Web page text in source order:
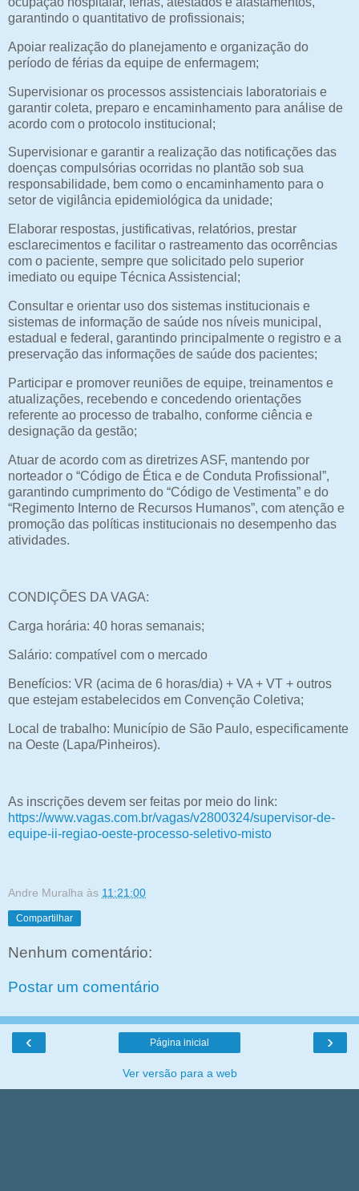
garantindo o quantitativo de profissionais;
Apoiar realização do planejamento e organização do
período de férias da equipe de enfermagem;
Supervisionar os processos assistenciais laboratoriais e
garantir coleta, preparo e encaminhamento para análise de
acordo com o protocolo institucional;
Supervisionar e garantir a realização das notificações das
doenças compulsórias ocorridas no plantão sob sua
responsabilidade, bem como o encaminhamento para o
setor de vigilância epidemiológica da unidade;
Elaborar respostas, justificativas, relatórios, prestar
esclarecimentos e facilitar o rastreamento das ocorrências
com o paciente, sempre que solicitado pelo superior
imediato ou equipe Técnica Assistencial;
Consultar e orientar uso dos sistemas institucionais e
sistemas de informação de saúde nos níveis municipal,
estadual e federal, garantindo principalmente o registro e a
preservação das informações de saúde dos pacientes;
Participar e promover reuniões de equipe, treinamentos e
atualizações, recebendo e concedendo orientações
referente ao processo de trabalho, conforme ciência e
designação da gestão;
Atuar de acordo com as diretrizes ASF, mantendo por
norteador o “Código de Ética e de Conduta Profissional”,
garantindo cumprimento do “Código de Vestimenta” e do
“Regimento Interno de Recursos Humanos”, com atenção e
promoção das políticas institucionais no desempenho das
atividades.
CONDIÇÕES DA VAGA:
Carga horária: 40 horas semanais;
Salário: compatível com o mercado
Benefícios: VR (acima de 6 horas/dia) + VA + VT + outros
que estejam estabelecidos em Convenção Coletiva;
Local de trabalho: Município de São Paulo, especificamente
na Oeste (Lapa/Pinheiros).
As inscrições devem ser feitas por meio do link:
https://www.vagas.com.br/vagas/v2800324/supervisor-de-
equipe-ii-regiao-oeste-processo-seletivo-misto
Andre Muralha às 11:21:00
Compartilhar
Nenhum comentário:
Postar um comentário
‹ ›
Página inicial
Ver versão para a web